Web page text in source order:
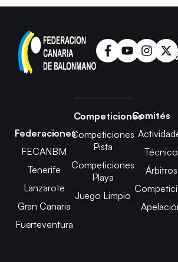
Federaciones
FECANBM
Tenerife
Lanzarote
Gran Canaria
Fuerteventura
Competiciones
Competiciones
Pista
Competiciones
Playa
Juego Limpio
Comités
Técnico
Árbitros